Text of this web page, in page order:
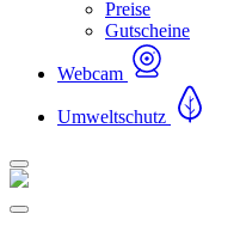
Preise
Gutscheine
Webcam
Umweltschutz